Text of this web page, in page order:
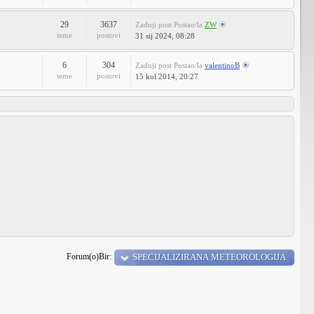
29
teme
3637
postovi
Zadnji post Postao/la ZW
31 sij 2024, 08:28
6
teme
304
postovi
Zadnji post Postao/la valentinoB
15 kol 2014, 20:27
Forum(o)Bir: SPECIJALIZIRANA METEOROLOGIJA